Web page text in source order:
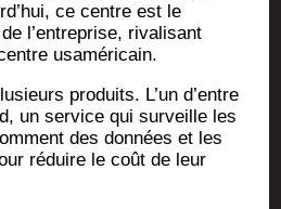
ce centre est le
l’en­tre­prise, riva­li­sant
usaméricain.
pro­duits. L’un d’entre
un ser­vice qui sur­veille les
des don­nées et les
réduire le coût de leur